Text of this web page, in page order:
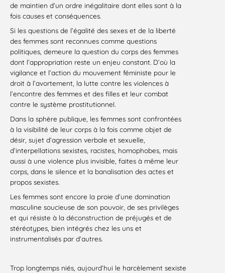
de maintien d’un ordre inégalitaire dont elles sont à la
fois causes et conséquences.
Si les questions de l’égalité des sexes et de la liberté
des femmes sont reconnues comme questions
politiques, demeure la question du corps des femmes
dont l’appropriation reste un enjeu constant. D’où la
vigilance et l’action du mouvement féministe pour le
droit à l’avortement, la lutte contre les violences à
l’encontre des femmes et des filles et leur combat
contre le système prostitutionnel.
Dans la sphère publique, les femmes sont confrontées
à la visibilité de leur corps à la fois comme objet de
désir, sujet d’agression verbale et sexuelle,
d’interpellations sexistes, racistes, homophobes, mais
aussi à une violence plus invisible, faites à même leur
corps, dans le silence et la banalisation des actes et
propos sexistes.
Les femmes sont encore la proie d’une domination
masculine soucieuse de son pouvoir, de ses privilèges
et qui résiste à la déconstruction de préjugés et de
stéréotypes, bien intégrés chez les uns et
instrumentalisés par d’autres.
Trop longtemps niés, aujourd’hui le harcèlement sexiste